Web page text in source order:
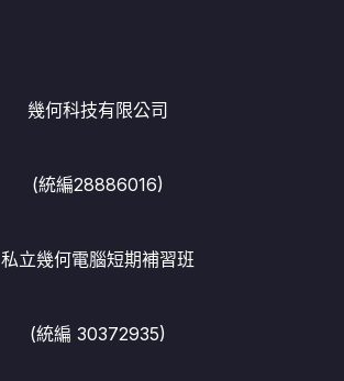
幾何科技有限公司
(統編28886016)
私立幾何電腦短期補習班
(統編 30372935)